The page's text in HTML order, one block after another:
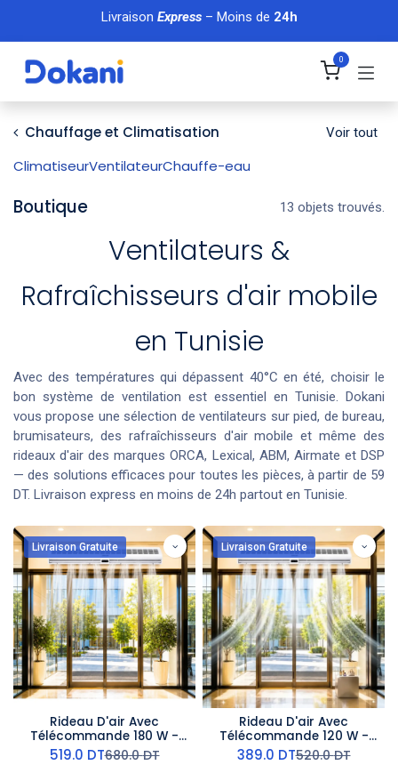
Se rendre au contenu
Livraison Express– Moins de 24h
0
Chauffage et Climatisation Voir tout
ClimatiseurVentilateurChauffe-eau
Boutique 13 objets trouvés.
Ventilateurs &
Rafraîchisseurs d'air mobile
en Tunisie
Avec des températures qui dépassent 40°C en été, choisir le
bon système de ventilation est essentiel en Tunisie. Dokani
vous propose une sélection de ventilateurs sur pied, de bureau,
brumisateurs, des rafraîchisseurs d'air mobile et même des
rideaux d'air des marques ORCA, Lexical, ABM, Airmate et DSP
— des solutions efficaces pour toutes les pièces, à partir de 59
DT. Livraison express en moins de 24h partout en Tunisie.
Livraison Gratuite
Rideau D'air Avec
Télécommande 180 W -
150 cm- AirMate
519.0 DT680.0DT
Livraison Gratuite
Rideau D'air Avec
Télécommande 120 W -
100 cm- AirMate
389.0 DT520.0DT